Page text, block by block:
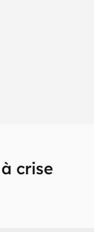
crise